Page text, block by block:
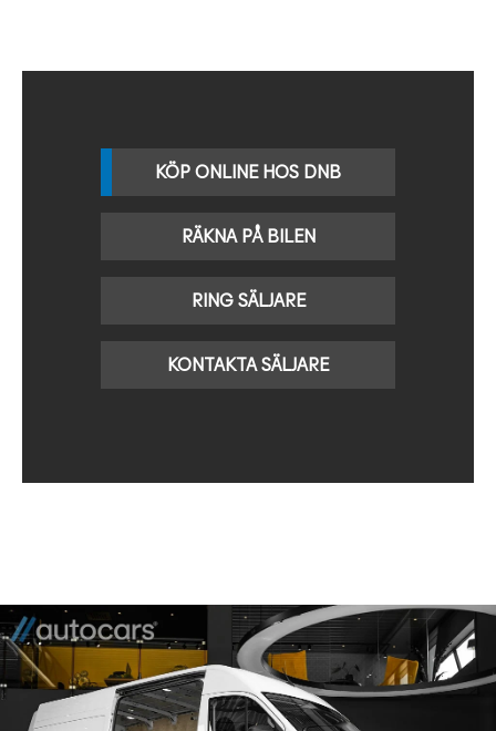
KÖP ONLINE HOS DNB
RÄKNA PÅ BILEN
RING SÄLJARE
KONTAKTA SÄLJARE